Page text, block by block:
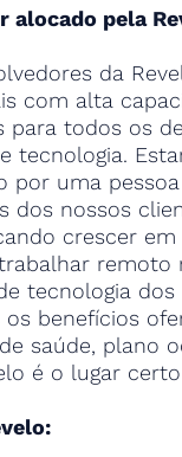
alocado pela
da
com alta
para todos os
tecnologia.
por uma
dos nossos
crescer em
remoto
tecnologia dos
benefícios
saúde, plano
é o lugar